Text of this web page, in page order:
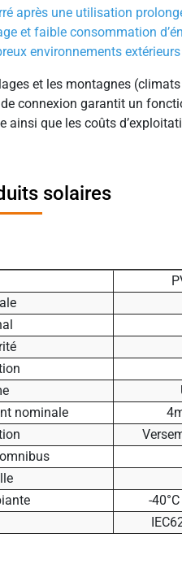
après une utilisation
et faible consommation
environnements
et les montagnes
connexion garantit un
que les coûts
solaires
nominale
-